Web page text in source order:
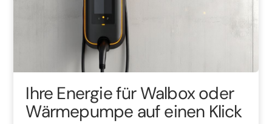
Ihre Energie für Walbox oder
Wärmepumpe auf einen Klick